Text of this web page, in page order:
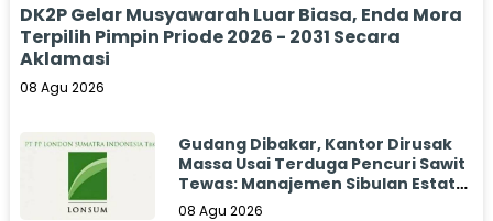
DK2P Gelar Musyawarah Luar Biasa, Enda Mora
Terpilih Pimpin Priode 2026 - 2031 Secara
Aklamasi
08 Agu 2026
Gudang Dibakar, Kantor Dirusak
Massa Usai Terduga Pencuri Sawit
Tewas: Manajemen Sibulan Estate
Bungkam
08 Agu 2026